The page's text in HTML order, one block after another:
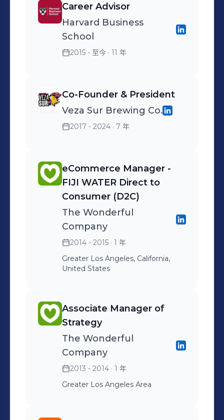
Career Advisor
Harvard Business
School
2015 - 至今 · 11 年
Co-Founder & President
Veza Sur Brewing Co.
2017 - 2024 · 7 年
eCommerce Manager -
FIJI WATER Direct to
Consumer (D2C)
The Wonderful
Company
2014 - 2015 · 1 年
Greater Los Angeles, California,
United States
Associate Manager of
Strategy
The Wonderful
Company
2013 - 2014 · 1 年
Greater Los Angeles Area